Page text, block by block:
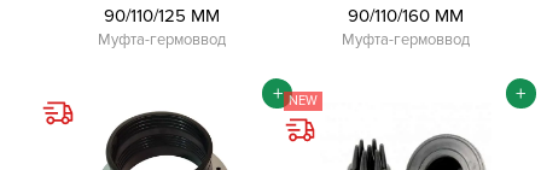
90/110/125 ММ
Муфта-гермоввод
90/110/160 ММ
Муфта-гермоввод
+ NEW +